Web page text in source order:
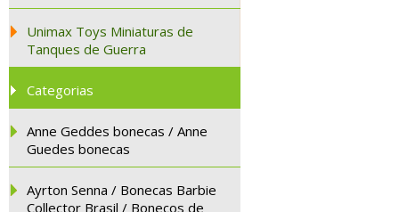
Unimax Toys Miniaturas de
Tanques de Guerra
Categorias
Anne Geddes bonecas / Anne
Guedes bonecas
Ayrton Senna / Bonecas Barbie
Collector Brasil / Bonecos de